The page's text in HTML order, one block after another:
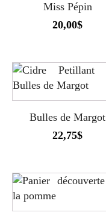
Miss Pépin
20,00$
Bulles de Margot
22,75$